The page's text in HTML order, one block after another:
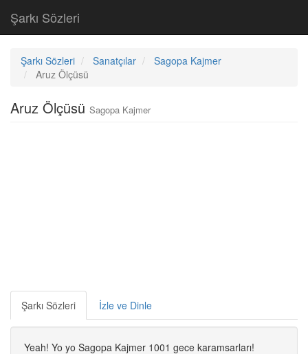
Şarkı Sözleri
Şarkı Sözleri Sanatçılar
Sagopa Kajmer
Aruz Ölçüsü
Aruz Ölçüsü Sagopa Kajmer
Şarkı Sözleri İzle ve Dinle
Yeah! Yo yo Sagopa Kajmer 1001 gece karamsarları!